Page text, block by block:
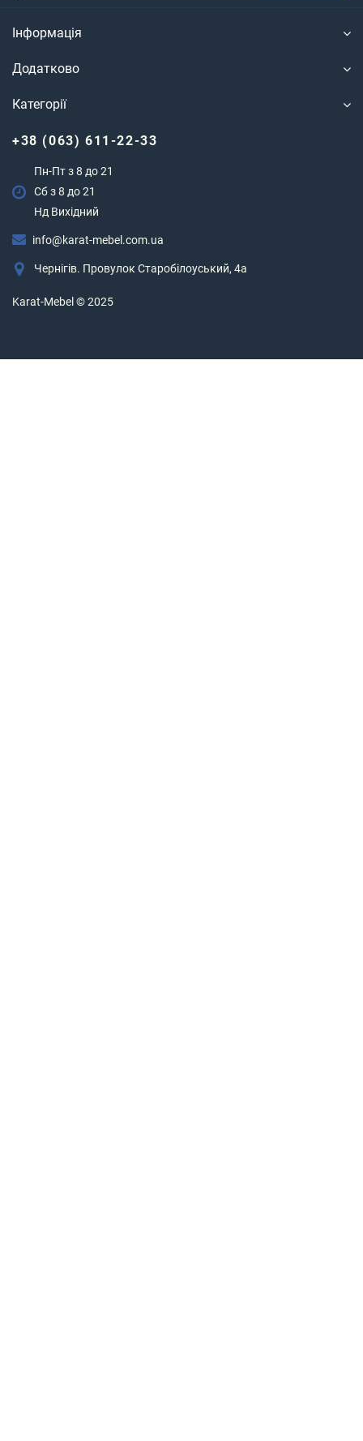
Інформація
Додатково
Категорії
+38 (063) 611-22-33
Пн-Пт з 8 до 21
Сб з 8 до 21
Нд Вихідний
info@karat-mebel.com.ua
Чернігів. Провулок Старобілоуський, 4а
Karat-Mebel © 2025